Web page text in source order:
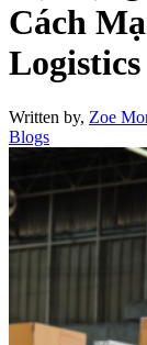
Cách
Written by, Zoe
Blogs